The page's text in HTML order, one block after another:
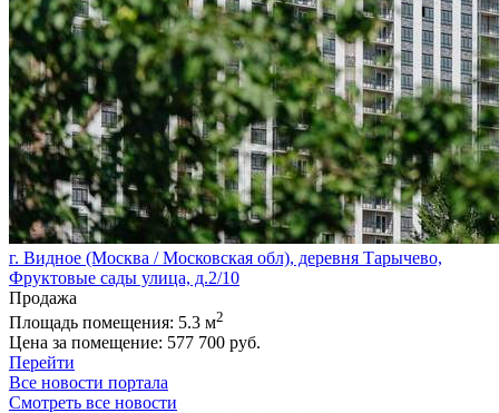
г. Видное (Москва / Московская обл), деревня Тарычево,
Фруктовые сады улица, д.2/10
Продажа
Площадь помещения: 5.3 м2
Цена за помещение: 577 700 руб.
Перейти
Все новости портала
Смотреть все новости